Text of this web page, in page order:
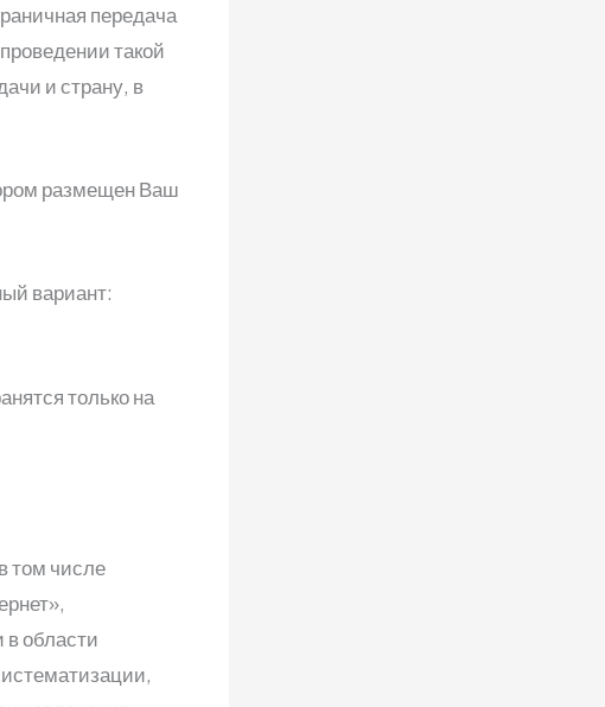
передача
такой
и страну, в
размещен Ваш
вариант:
только на
том числе
области